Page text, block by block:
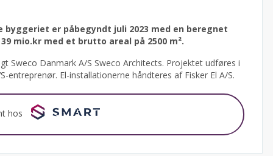
byggeriet er påbegyndt juli 2023 med en beregnet
mio.kr med et brutto areal på 2500 m².
Sweco Danmark A/S Sweco Architects. Projektet udføres i
entreprenør. El-installationerne håndteres af Fisker El A/S.
hos